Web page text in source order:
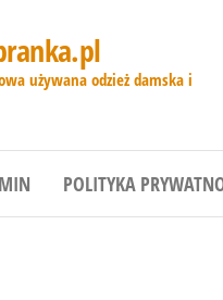
używana odzież damska i
POLITYKA